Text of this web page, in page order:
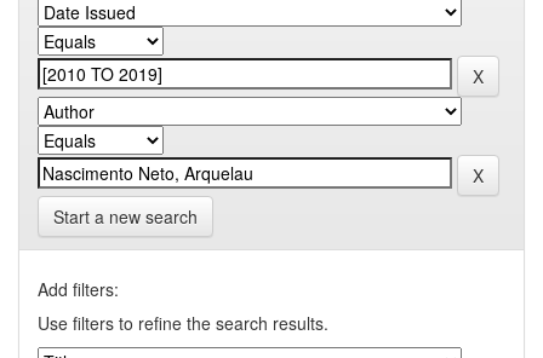
Start a new search
Add filters:
Use filters to refine the search results.